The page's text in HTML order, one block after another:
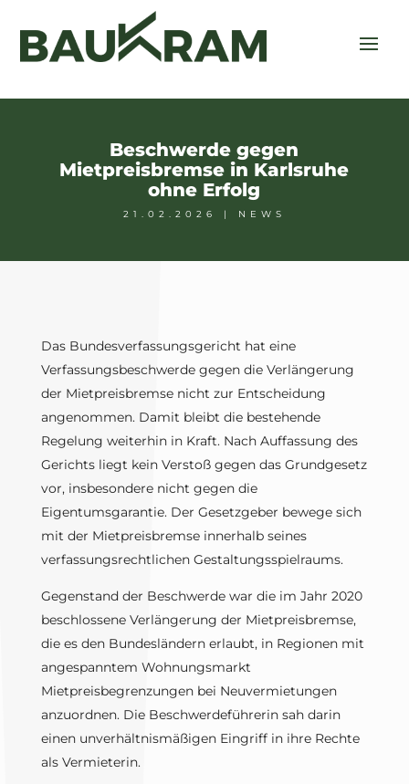
Beschwerde gegen
Mietpreisbremse in Karlsruhe
ohne Erfolg
21.02.2026 | NEWS
Das Bundesverfassungsgericht hat eine
Verfassungsbeschwerde gegen die Verlängerung
der Mietpreisbremse nicht zur Entscheidung
angenommen. Damit bleibt die bestehende
Regelung weiterhin in Kraft. Nach Auffassung des
Gerichts liegt kein Verstoß gegen das Grundgesetz
vor, insbesondere nicht gegen die
Eigentumsgarantie. Der Gesetzgeber bewege sich
mit der Mietpreisbremse innerhalb seines
verfassungsrechtlichen Gestaltungsspielraums.
Gegenstand der Beschwerde war die im Jahr 2020
beschlossene Verlängerung der Mietpreisbremse,
die es den Bundesländern erlaubt, in Regionen mit
angespanntem Wohnungsmarkt
Mietpreisbegrenzungen bei Neuvermietungen
anzuordnen. Die Beschwerdeführerin sah darin
einen unverhältnismäßigen Eingriff in ihre Rechte
als Vermieterin.